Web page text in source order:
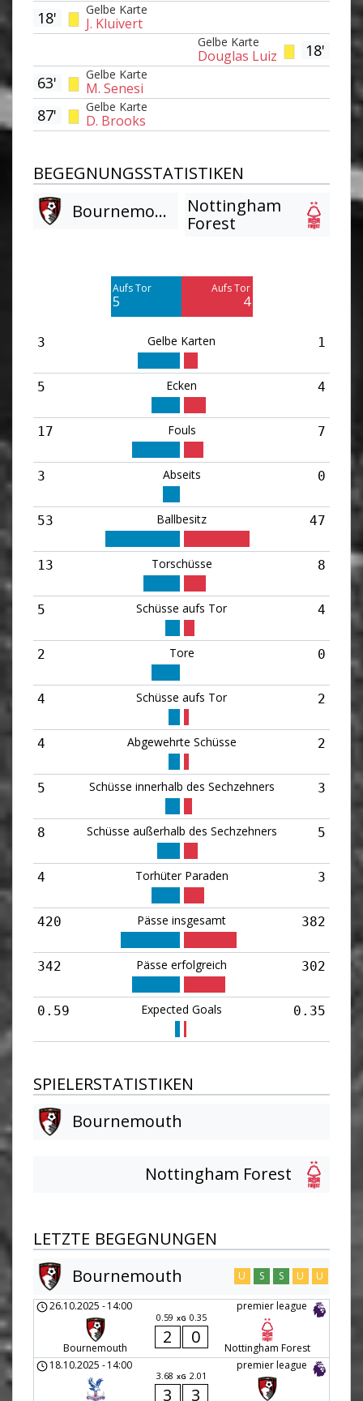
Gelbe Karte
J. Kluivert
18'
18'
Gelbe Karte
Douglas Luiz
Gelbe Karte
M. Senesi
63'
Gelbe Karte
D. Brooks
87'
BEGEGNUNGSSTATISTIKEN
Bournemouth
Nottingham
Forest
Aufs Tor
5
Aufs Tor
4
3 Gelbe Karten 1
5 Ecken 4
17 Fouls 7
3 Abseits 0
53 Ballbesitz 47
13 Torschüsse 8
5 Schüsse aufs Tor 4
2 Tore 0
4 Schüsse aufs Tor 2
4 Abgewehrte Schüsse 2
5 Schüsse innerhalb des Sechzehners 3
8 Schüsse außerhalb des Sechzehners 5
4 Torhüter Paraden 3
420 Pässe insgesamt 382
342 Pässe erfolgreich 302
0.59 Expected Goals 0.35
SPIELERSTATISTIKEN
Bournemouth
Nottingham Forest
LETZTE BEGEGNUNGEN
Bournemouth
U S S U U
premier league
26.10.2025 -14:00
Bournemouth
0.59 xG 0.35
2 0
Nottingham Forest
premier league
18.10.2025 -14:00
3.68 xG 2.01
3 3